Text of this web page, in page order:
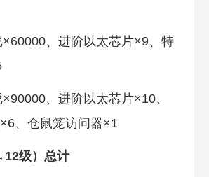
、进阶以太芯片×9、特
、进阶以太芯片×10、
、仓鼠笼访问器×1
级）总计